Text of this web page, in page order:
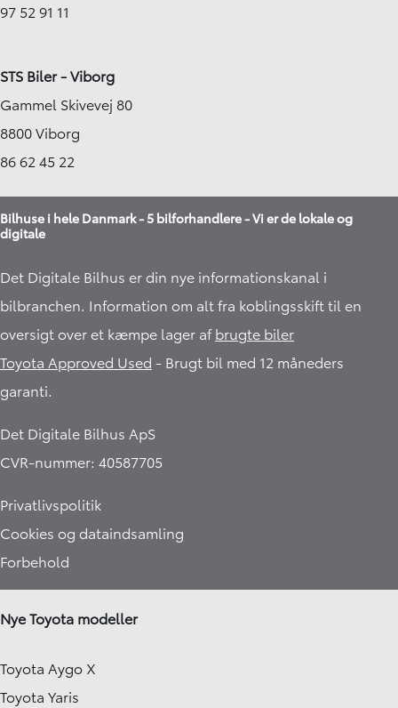
97 52 91 11
STS Biler - Viborg
Gammel Skivevej 80
8800 Viborg
86 62 45 22
Bilhuse i hele Danmark - 5 bilforhandlere - Vi er de lokale og
digitale
Det Digitale Bilhus er din nye informationskanal i
bilbranchen. Information om alt fra koblingsskift til en
oversigt over et kæmpe lager afbrugte biler
Toyota Approved Used - Brugt bil med 12 måneders
garanti.​
Det Digitale Bilhus ApS
CVR-nummer: 40587705
Privatlivspolitik
Cookies og dataindsamling
Forbehold
Nye Toyota modeller
Toyota Aygo X
Toyota Yaris